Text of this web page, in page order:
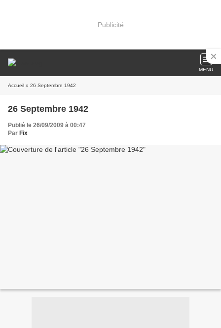
Publicité
MENU
Accueil » 26 Septembre 1942
26 Septembre 1942
Publié le 26/09/2009 à 00:47
Par Fix